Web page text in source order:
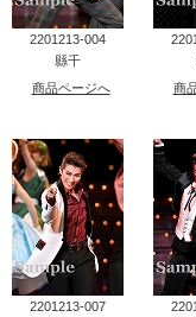
2201213-004
縣千
商品ページへ
商
2201213-007
宝塚クリエイティブ
宝塚クリエイティブ
宝塚クリエイティブ
宝塚歌劇公式ホーム